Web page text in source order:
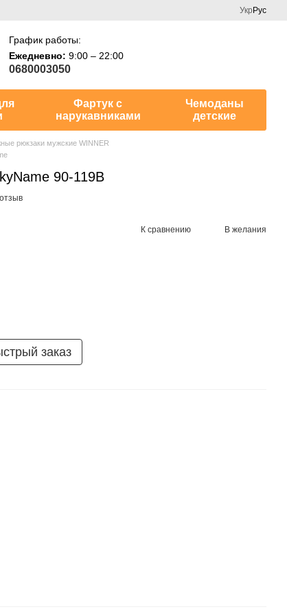
Укр Рус
График работы:
Ежедневно: 9:00 – 22:00
0680003050
Фартук с
нарукавниками
Чемоданы
детские
рюкзаки мужские WINNER
90-119B
К сравнению В желания
заказ